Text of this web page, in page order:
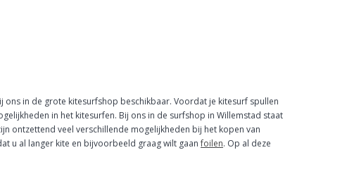
in de grote kitesurfshop beschikbaar. Voordat je kitesurf spullen
in het kitesurfen. Bij ons in de surfshop in Willemstad staat
ontzettend veel verschillende mogelijkheden bij het kopen van
u al langer kite en bijvoorbeeld graag wilt gaanfoilen. Op al deze